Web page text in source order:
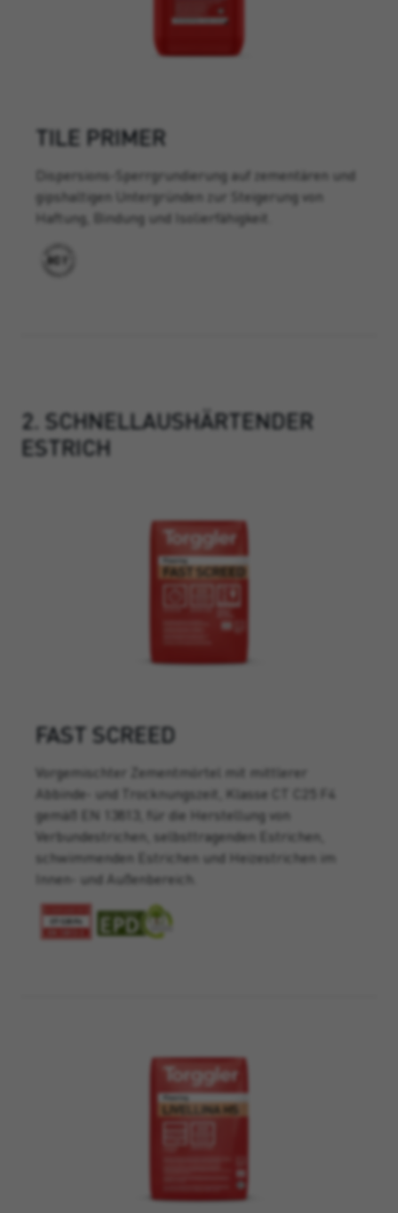
TILE PRIMER
Dispersions-Sperrgrundierung auf zementären und
gipshaltigen Untergründen zur Steigerung von
Haftung, Bindung und Isolierfähigkeit.
2. SCHNELLAUSHÄRTENDER
ESTRICH
FAST SCREED
Vorgemischter Zementmörtel mit mittlerer
Abbinde- und Trocknungszeit, Klasse CT C25 F4
gemäß EN 13813, für die Herstellung von
Verbundestrichen, selbsttragenden Estrichen,
schwimmenden Estrichen und Heizestrichen im
Innen- und Außenbereich.